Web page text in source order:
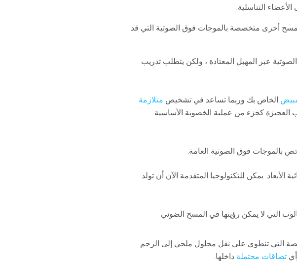
التناسلية.
مسح أخرى متخصصة بالموجات فوق الصوتية التي قد
عبر المهبل المعتادة ، ولكن يتطلب تدريب
الخاص بك وربما تساعد في تشخيص متلازمة
العجيزة كجزء من عملية الخصوبة الأساسية
بالموجات فوق الصوتية العامة.
يمكن للتكنولوجيا المتقدمة الآن أن تولد
لا يمكن رؤيتها في المسح الضوئي
التي تنطوي على نقل محلول ملحي إلى الرحم
تصاقات محتملة داخلها.